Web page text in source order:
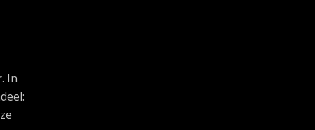
In